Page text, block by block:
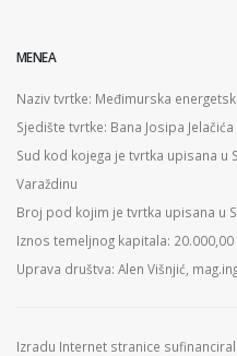
MENEA
Naziv tvrtke: Međimurska
Sjedište tvrtke: Bana Josipa
Sud kod kojega je tvrtka upisana u
Varaždinu
Broj pod kojim je tvrtka upisana u
Iznos temeljnog kapitala:
Uprava društva: Alen Višnjić,
Izradu Internet stranice